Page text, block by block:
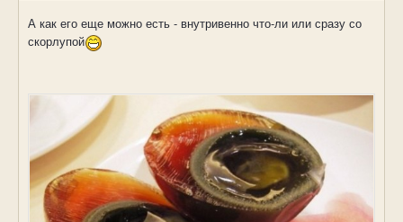
А как его еще можно есть - внутривенно что-ли или сразу со
скорлупой